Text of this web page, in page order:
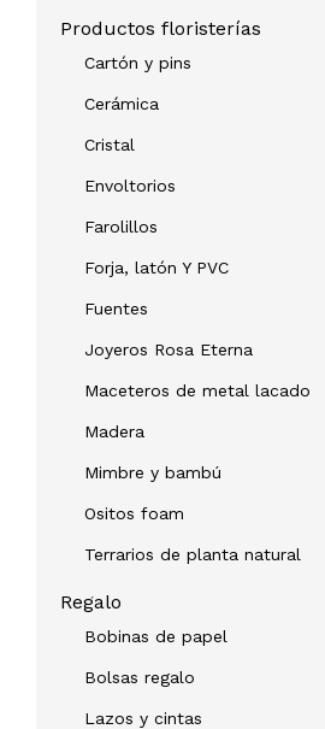
Productos floristerías
Cartón y pins
Cerámica
Cristal
Envoltorios
Farolillos
Forja, latón Y PVC
Fuentes
Joyeros Rosa Eterna
Maceteros de metal lacado
Madera
Mimbre y bambú
Ositos foam
Terrarios de planta natural
Regalo
Bobinas de papel
Bolsas regalo
Lazos y cintas